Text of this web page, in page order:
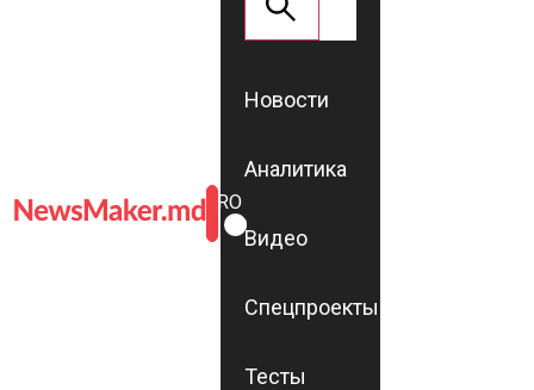
ROMÂNĂ
RU
Новости
Аналитика
Видео
Спецпроекты
Тесты